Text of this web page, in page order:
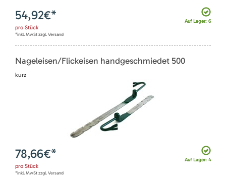
Auf Lager: 6
54,92€*
pro Stück
*inkl. MwSt zzgl. Versand
Nageleisen/Flickeisen handgeschmiedet 500
kurz
Auf Lager: 4
78,66€*
pro Stück
*inkl. MwSt zzgl. Versand